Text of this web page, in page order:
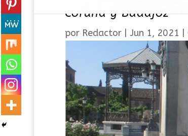
Coruña y Badajoz
por Redactor| Jun 1, 2021